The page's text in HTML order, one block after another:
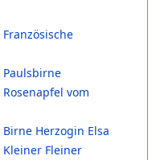
Französische
Paulsbirne
Rosenapfel vom
Birne Herzogin Elsa
Kleiner Fleiner